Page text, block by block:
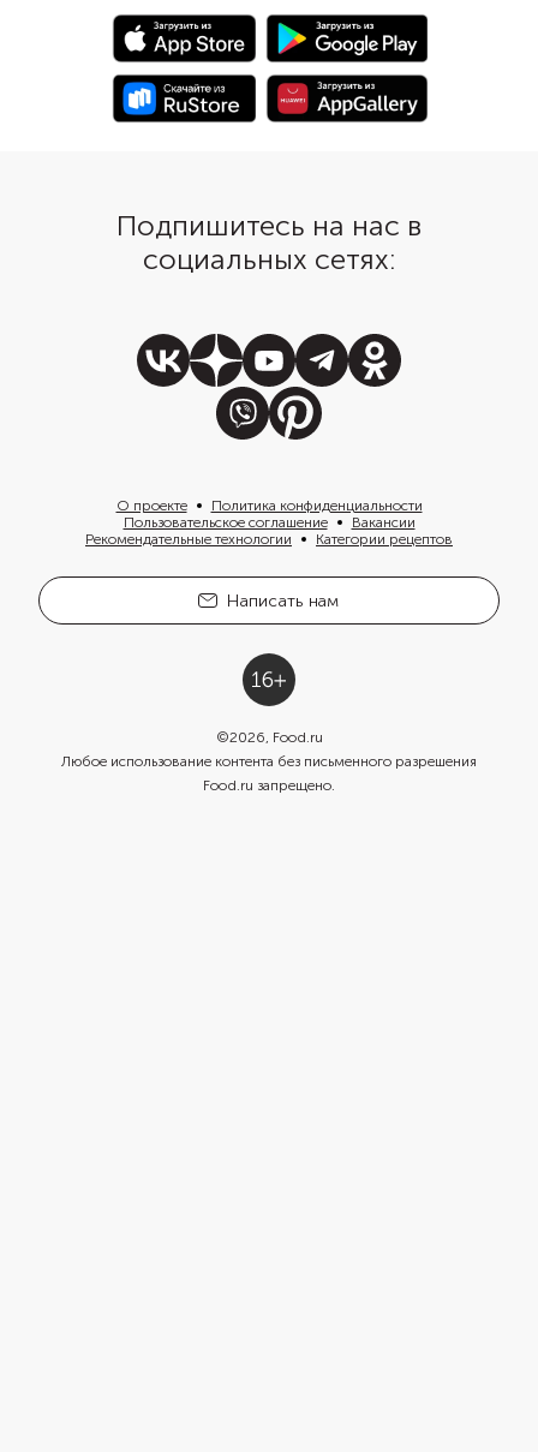
специи, семена кунжута,
рисовый уксус и немного меда.
измельченную
зеленого яблока.
Подпишитесь на нас в
социальных сетях:
О проекте
Политика конфиденциальности
Пользовательское соглашение
Вакансии
Рекомендательные технологии
Категории рецептов
Написать нам
©2026, Food.ru
Любое использование контента без письменного разрешения
Food.ru запрещено.